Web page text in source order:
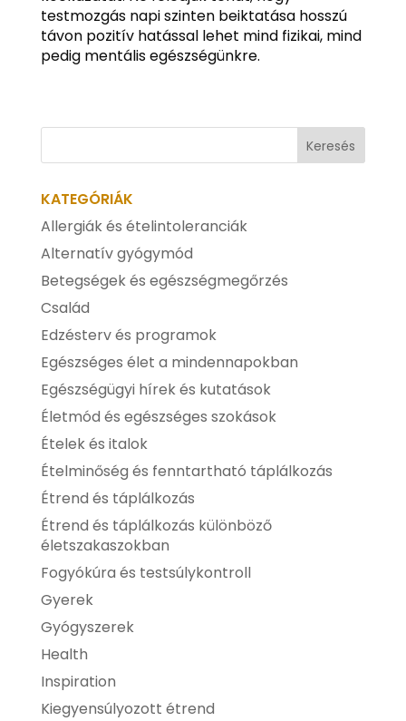
testmozgás napi szinten beiktatása hosszú
távon pozitív hatással lehet mind fizikai, mind
pedig mentális egészségünkre.
KATEGÓRIÁK
Allergiák és ételintoleranciák
Alternatív gyógymód
Betegségek és egészségmegőrzés
Család
Edzésterv és programok
Egészséges élet a mindennapokban
Egészségügyi hírek és kutatások
Életmód és egészséges szokások
Ételek és italok
Ételminőség és fenntartható táplálkozás
Étrend és táplálkozás
Étrend és táplálkozás különböző
életszakaszokban
Fogyókúra és testsúlykontroll
Gyerek
Gyógyszerek
Health
Inspiration
Kiegyensúlyozott étrend